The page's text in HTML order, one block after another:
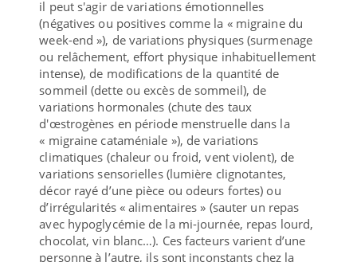
il peut s'agir de variations émotionnelles
(négatives ou positives comme la « migraine du
week-end »), de variations physiques (surmenage
ou relâchement, effort physique inhabituellement
intense), de modifications de la quantité de
sommeil (dette ou excès de sommeil), de
variations hormonales (chute des taux
d'œstrogènes en période menstruelle dans la
« migraine cataméniale »), de variations
climatiques (chaleur ou froid, vent violent), de
variations sensorielles (lumière clignotantes,
décor rayé d’une pièce ou odeurs fortes) ou
d’irrégularités « alimentaires » (sauter un repas
avec hypoglycémie de la mi-journée, repas lourd,
chocolat, vin blanc…). Ces facteurs varient d’une
personne à l’autre, ils sont inconstants chez la